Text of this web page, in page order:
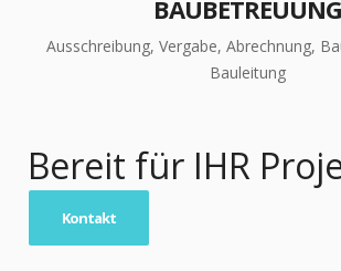
BAUBETREUUNG
Ausschreibung, Vergabe, Abrechnung,
Bauleitung
Bereit für IHR
Kontakt